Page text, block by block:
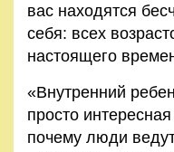
вас находятся
себя: всех
настоящего
«Внутренний
просто
почему люди